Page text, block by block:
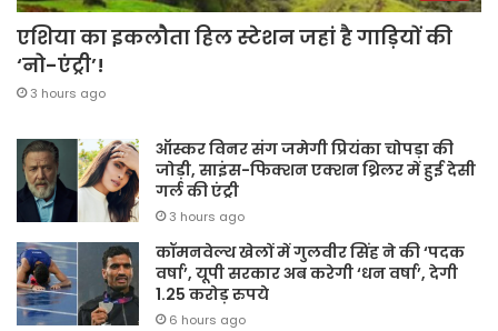
एशिया का इकलौता हिल स्टेशन जहां है गाड़ियों की
‘नो-एंट्री’!
3 hours ago
ऑस्कर विनर संग जमेगी प्रियंका चोपड़ा की
जोड़ी, साइंस-फिक्शन एक्शन थ्रिलर में हुई देसी
गर्ल की एंट्री
3 hours ago
कॉमनवेल्थ खेलों में गुलवीर सिंह ने की ‘पदक
वर्षा’, यूपी सरकार अब करेगी ‘धन वर्षा’, देगी
1.25 करोड़ रुपये
6 hours ago